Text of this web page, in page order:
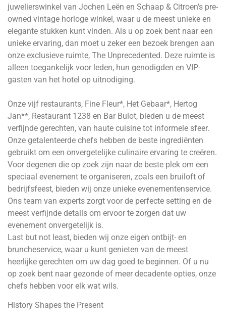
juwelierswinkel van Jochen Leën en Schaap & Citroen’s pre-
owned vintage horloge winkel, waar u de meest unieke en
elegante stukken kunt vinden. Als u op zoek bent naar een
unieke ervaring, dan moet u zeker een bezoek brengen aan
onze exclusieve ruimte, The Unprecedented. Deze ruimte is
alleen toegankelijk voor leden, hun genodigden en VIP-
gasten van het hotel op uitnodiging.
Onze vijf restaurants, Fine Fleur*, Het Gebaar*, Hertog
Jan**, Restaurant 1238 en Bar Bulot, bieden u de meest
verfijnde gerechten, van haute cuisine tot informele sfeer.
Onze getalenteerde chefs hebben de beste ingrediënten
gebruikt om een onvergetelijke culinaire ervaring te creëren.
Voor degenen die op zoek zijn naar de beste plek om een
speciaal evenement te organiseren, zoals een bruiloft of
bedrijfsfeest, bieden wij onze unieke evenementenservice.
Ons team van experts zorgt voor de perfecte setting en de
meest verfijnde details om ervoor te zorgen dat uw
evenement onvergetelijk is.
Last but not least, bieden wij onze eigen ontbijt- en
bruncheservice, waar u kunt genieten van de meest
heerlijke gerechten om uw dag goed te beginnen. Of u nu
op zoek bent naar gezonde of meer decadente opties, onze
chefs hebben voor elk wat wils.
History Shapes the Present